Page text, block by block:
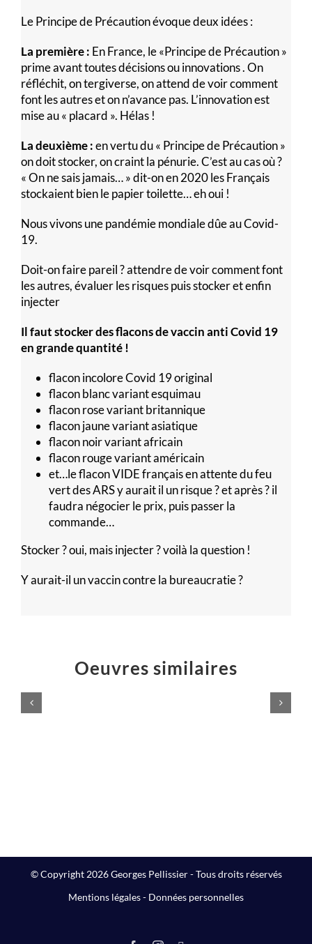
Le Principe de Précaution évoque deux idées :
La première : En France, le «Principe de Précaution »
prime avant toutes décisions ou innovations . On
réfléchit, on tergiverse, on attend de voir comment
font les autres et on n’avance pas. L’innovation est
mise au « placard ». Hélas !
La deuxième :en vertu du « Principe de Précaution »
on doit stocker, on craint la pénurie. C’est au cas où ?
« On ne sais jamais… » dit-on en 2020 les Français
stockaient bien le papier toilette… eh oui !
Nous vivons une pandémie mondiale dûe au Covid-
19.
Doit-on faire pareil ? attendre de voir comment font
les autres, évaluer les risques puis stocker et enfin
injecter
Il faut stocker des flacons de vaccin anti Covid 19
en grande quantité !
​flacon incolore Covid 19 original
​flacon blanc variant esquimau
​flacon rose variant britannique
​flacon jaune variant asiatique
​flacon noir variant africain
​flacon rouge variant américain
et…​le flacon VIDE français en attente du feu
vert des ARS y aurait il un risque ? et après ? il
faudra négocier le prix, puis passer la
commande…
Stocker ? oui, mais injecter ? voilà la question !​
Y aurait-il un vaccin contre la bureaucratie ?
Oeuvres similaires
Éruption
© Copyright 2026 Georges Pellissier - Tous droits réservés
Mentions légales- Données personnelles